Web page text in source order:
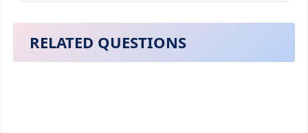
RELATED QUESTIONS